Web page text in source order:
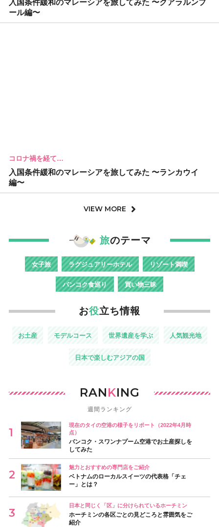
入国条件緩和のマレーシアを旅してみた 〜クアラルンプ
ール編〜
コロナ禍を経て…
入国条件緩和のマレーシアを旅してみた 〜ランカウイ
編〜
VIEW MORE
旅のテーマ
女子旅 ラグジュアリーホテル リゾート満喫
バンコク食巡り 買い物三昧
お役立ち情報
お土産 モデルコース 世界遺産を学ぶ 人気観光地
日本で楽しむアジアの国
RANKING
週間ランキング
現在のタイの空港の様子をリポート（2022年4月時
点）
バンコク・スワンナプーム空港でお土産探しを
してみた
魅力とおすすめの専門店をご紹介
ベトナムのローカルスイーツの代表格「チェ
ー」とは？
日本と同じく「区」に分けられているホーチミン
ホーチミンの各区ごとの見どころと雰囲気をご
紹介